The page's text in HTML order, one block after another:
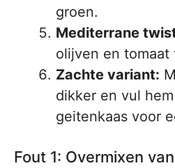
groen.
Mediterrane
olijven en tomaat
Zachte variant:
dikker en vul
geitenkaas voor
Fout 1: Overmixen